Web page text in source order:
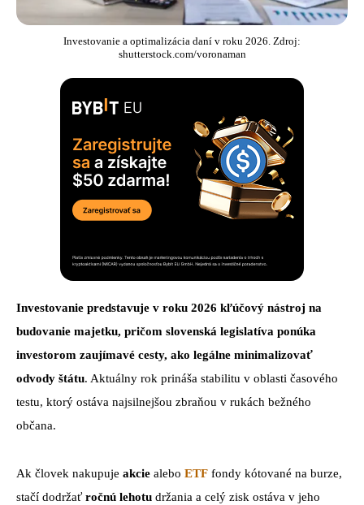
Investovanie a optimalizácia daní v roku 2026. Zdroj:
shutterstock.com/voronaman
Investovanie predstavuje v roku 2026 kľúčový nástroj na
budovanie majetku, pričom slovenská legislatíva ponúka
investorom zaujímavé cesty, ako legálne minimalizovať
odvody štátu. Aktuálny rok prináša stabilitu v oblasti časového
testu, ktorý ostáva najsilnejšou zbraňou v rukách bežného
občana.
Ak človek nakupuje akcie alebo ETF fondy kótované na burze,
stačí dodržať ročnú lehotu držania a celý zisk ostáva v jeho